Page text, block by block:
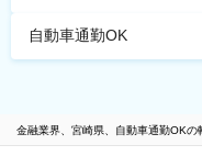
自動車通勤OK
金融業界、宮崎県、自動車通勤OK